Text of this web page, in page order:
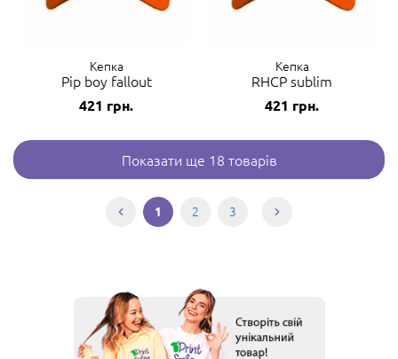
Кепка
Pip boy fallout
421 грн.
Кепка
RHCP sublim
421 грн.
Показати ще 18 товарів
1 2 3